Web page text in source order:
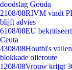
doodslag Gouda
2108/08RIVM vindt
blijft advies
6108/08EU
Ceuta
4308/08Houthi's
blokkade olieroute
1208/08Vrouw krijgt